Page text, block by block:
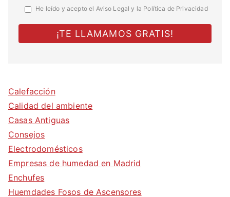
He leído y acepto el Aviso Legal y la Política de Privacidad
Calefacción
Calidad del ambiente
Casas Antiguas
Consejos
Electrodomésticos
Empresas de humedad en Madrid
Enchufes
Huemdades Fosos de Ascensores